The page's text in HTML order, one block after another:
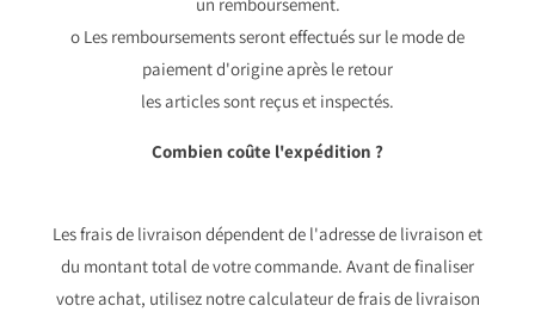
o Les remboursements seront effectués sur le mode de
paiement d'origine après le retour
les articles sont reçus et inspectés.
Combien coûte l'expédition ?
Les frais de livraison dépendent de l'adresse de livraison et
du montant total de votre commande. Avant de finaliser
votre achat, utilisez notre calculateur de frais de livraison